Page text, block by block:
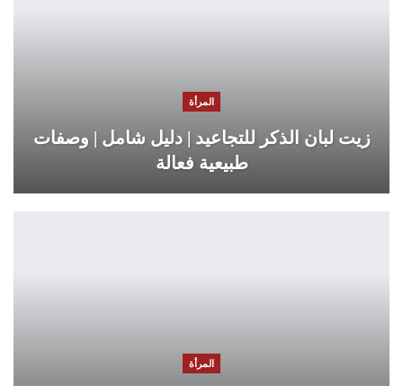
المرأة
زيت لبان الذكر للتجاعيد | دليل شامل | وصفات
طبيعية فعالة
المرأة